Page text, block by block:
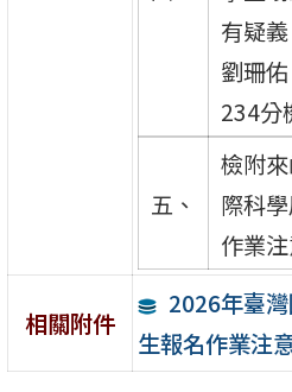
有疑
劉珊
234分
五、
檢附
際科
作業
相關附件
2026年臺
生報名作業注